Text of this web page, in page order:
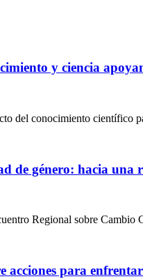
y ciencia
del conocimiento científico
de género: hacia
Regional sobre Cambio
acciones para